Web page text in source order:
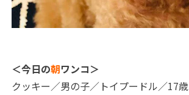
＜今日の朝ワンコ＞
クッキー／男の子／トイプードル／17歳